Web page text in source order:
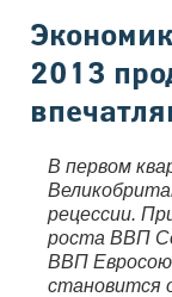
Вы
2013
В первом
рецессии.
роста ВВП
ВВП
становится